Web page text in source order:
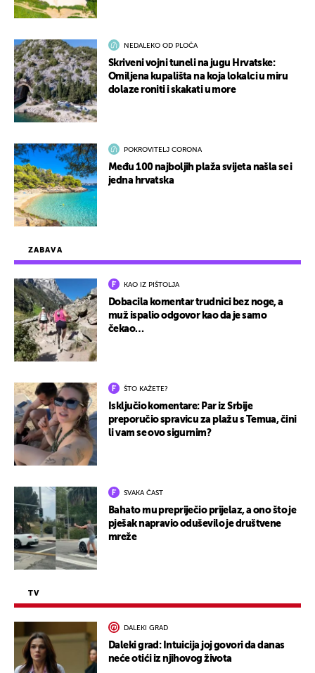
ZABAVA
KAO IZ PIŠTOLJA
Dobacila komentar trudnici bez noge, a
muž ispalio odgovor kao da je samo
čekao…
ŠTO KAŽETE?
Isključio komentare: Par iz Srbije
preporučio spravicu za plažu s Temua, čini
li vam se ovo sigurnim?
SVAKA ČAST
Bahato mu prepriječio prijelaz, a ono što je
pješak napravio oduševilo je društvene
mreže
TV
DALEKI GRAD
Daleki grad: Intuicija joj govori da danas
neće otići iz njihovog života
NEDALEKO OD PLOČA
Skriveni vojni tuneli na jugu Hrvatske:
Omiljena kupališta na koja lokalci u miru
dolaze roniti i skakati u more
POKROVITELJ CORONA
Među 100 najboljih plaža svijeta našla se i
jedna hrvatska